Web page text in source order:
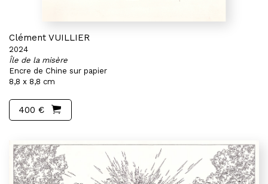
Clément VUILLIER
2024
Île de la misère
Encre de Chine sur papier
8,8 x 8,8 cm
400 €